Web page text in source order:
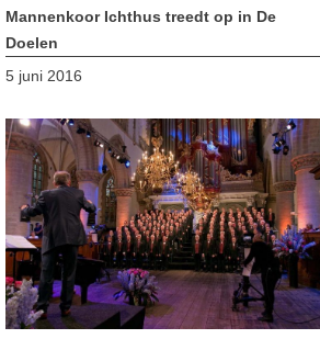
Mannenkoor Ichthus treedt op in De
Doelen
5 juni 2016